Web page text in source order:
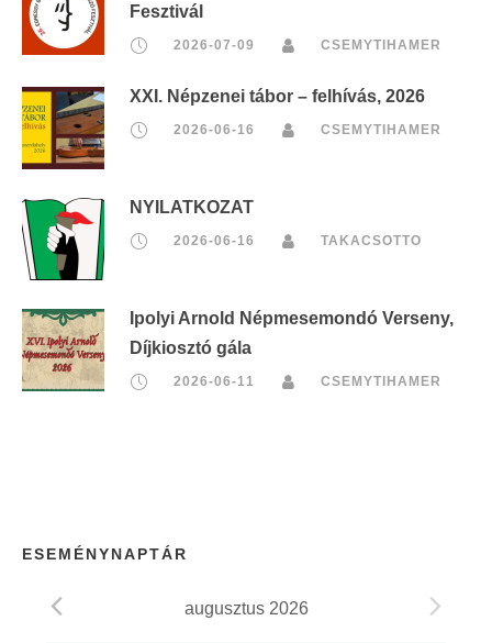
Fesztivál
2026-07-09 CSEMYTIHAMER
XXI. Népzenei tábor – felhívás, 2026
2026-06-16 CSEMYTIHAMER
NYILATKOZAT
2026-06-16 TAKACSOTTO
Ipolyi Arnold Népmesemondó Verseny,
Díjkiosztó gála
2026-06-11 CSEMYTIHAMER
ESEMÉNYNAPTÁR
augusztus 2026